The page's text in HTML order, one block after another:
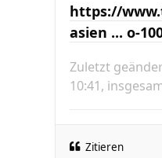
https://
asien ... o-
Zuletzt
10:41,
Zitieren